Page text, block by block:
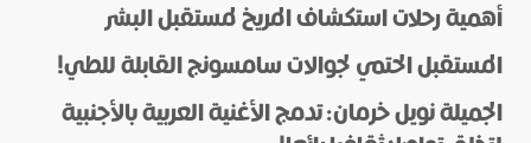
أهمية رحلات استكشاف المريخ لمستقبل البشر
المستقبل الحتمي لجوالات سامسونج القابلة للطي!
الجميلة نويل خرمان: تدمج الأغنية العربية بالأجنبية